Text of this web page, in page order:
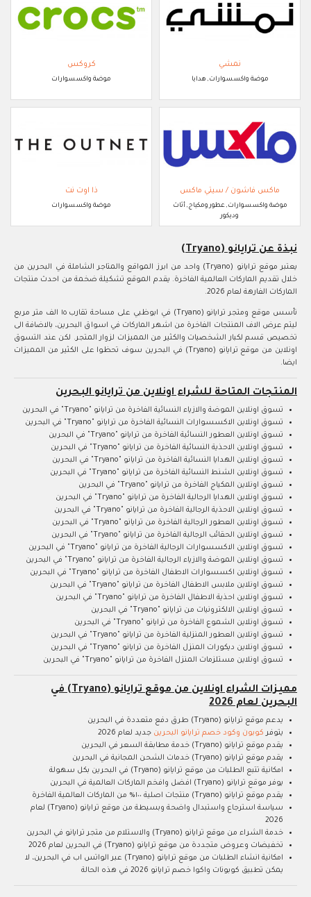
نمشي
موضة واكسسوارات, هدايا
كروكس
موضة واكسسوارات
ماكس فاشون / سيتي ماكس
موضة واكسسوارات, عطور ومكياج, أثاث
وديكور
ذا اوت نت
موضة واكسسوارات
نبذة عن ترايانو (Tryano)
يعتبر موقع ترايانو (Tryano) واحد من ابرز المواقع والمتاجر الشاملة في البحرين من
خلال تقديم الماركات العالمية الفاخرة. يقدم الموقع تشكيلة ضخمة من احدث منتجات
الماركات الفارهة لعام 2026.
تأسس موقع ومتجر ترايانو (Tryano) في ابوظبي على مساحة تقارب ١٥ الف متر مربع
ليتم عرض الاف المنتجات الفاخرة من اشهر الماركات في اسواق البحرين، بالاضافة الى
تخصيص قسم لكبار الشخصيات والكثير من المميزات لزوار المتجر. لكن عند التسوق
اونلاين من موقع ترايانو (Tryano) في البحرين سوف تحظوا على الكثير من المميزات
ايضا.
المنتجات المتاحة للشراء اونلاين من ترايانو البحرين
تسوق اونلاين الموضة والازياء النسائية الفاخرة من ترايانو "Tryano" في البحرين
تسوق اونلاين الاكسسوارات النسائية الفاخرة من ترايانو "Tryano" في البحرين
تسوق اونلاين العطور النسائية الفاخرة من ترايانو "Tryano" في البحرين
تسوق اونلاين الاحذية النسائية الفاخرة من ترايانو "Tryano" في البحرين
تسوق اونلاين الهدايا النسائية الفاخرة من ترايانو "Tryano" في البحرين
تسوق اونلاين الشنط النسائية الفاخرة من ترايانو "Tryano" في البحرين
تسوق اونلاين المكياج الفاخرة من ترايانو "Tryano" في البحرين
تسوق اونلاين الهدايا الرجالية الفاخرة من ترايانو "Tryano" في البحرين
تسوق اونلاين الاحذية الرجالية الفاخرة من ترايانو "Tryano" في البحرين
تسوق اونلاين العطور الرجالية الفاخرة من ترايانو "Tryano" في البحرين
تسوق اونلاين الحقائب الرجالية الفاخرة من ترايانو "Tryano" في البحرين
تسوق اونلاين الاكسسوارات الرجالية الفاخرة من ترايانو "Tryano" في البحرين
تسوق اونلاين الموضة والازياء الرجالية الفاخرة من ترايانو "Tryano" في البحرين
تسوق اونلاين اكسسوارات الاطفال الفاخرة من ترايانو "Tryano" في البحرين
تسوق اونلاين ملابس الاطفال الفاخرة من ترايانو "Tryano" في البحرين
تسوق اونلاين احذية الاطفال الفاخرة من ترايانو "Tryano" في البحرين
تسوق اونلاين الالكترونيات من ترايانو "Tryano" في البحرين
تسوق اونلاين الشموع الفاخرة من ترايانو "Tryano" في البحرين
تسوق اونلاين العطور المنزلية الفاخرة من ترايانو "Tryano" في البحرين
تسوق اونلاين ديكورات المنزل الفاخرة من ترايانو "Tryano" في البحرين
تسوق اونلاين مستلزمات المنزل الفاخرة من ترايانو "Tryano" في البحرين
مميزات الشراء اونلاين من موقع ترايانو (Tryano) في
البحرين لعام 2026
يدعم موقع ترايانو (Tryano) طرق دفع متعددة في البحرين
يتوفر كوبون وكود خصم ترايانو البحرين جديد لعام 2026
يقدم موقع ترايانو (Tryano) خدمة مطابقة السعر في البحرين
يقدم موقع ترايانو (Tryano) خدمات الشحن المجانية في البحرين
امكانية تتبع الطلبات من موقع ترايانو (Tryano) في البحرين بكل سهولة
يوفر موقع ترايانو (Tryano) افضل وافخم الماركات العالمية في البحرين
يقدم موقع ترايانو (Tryano) منتجات اصلية ١٠٠% من الماركات العالمية الفاخرة
سياسة استرجاع واستبدال واضحة وبسيطة من موقع ترايانو (Tryano) لعام
2026
خدمة الشراء من موقع ترايانو (Tryano) والاستلام من متجر ترايانو في البحرين
تخفيضات وعروض متجددة من موقع ترايانو (Tryano) في البحرين لعام 2026
امكانية انشاء الطلبات من موقع ترايانو (Tryano) عبر الواتس اب في البحرين، لا
يمكن تطبيق كوبونات واكوا خصم ترايانو 2026 في هذه الحالة